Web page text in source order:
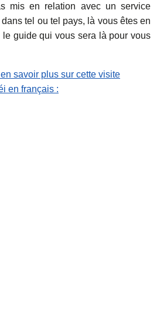
mis en relation avec un service
tel ou tel pays, là vous êtes en
le guide qui vous sera là pour vous
savoir plus sur cette visite
en français :